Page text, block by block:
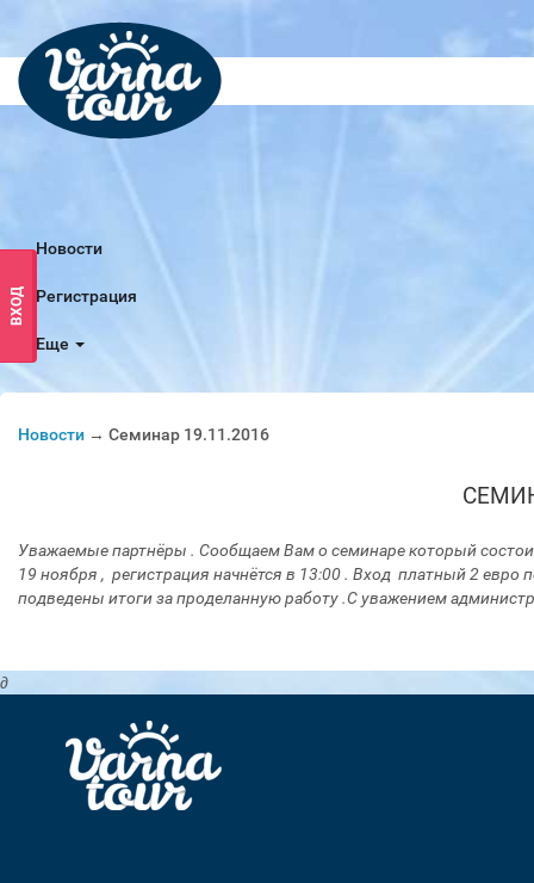
Новости
Регистрация
Еще
Новости → Семинар 19.11.2016
Уважаемые партнёры . Сообщаем Вам о семинаре который
19 ноября , регистрация начнётся в 13:00 . Вход платный 2 евро
подведены итоги за проделанную работу .С уважением
ВХОД
∂